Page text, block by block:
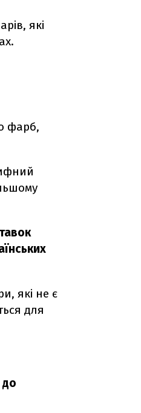
які
фарб,
які не є
для